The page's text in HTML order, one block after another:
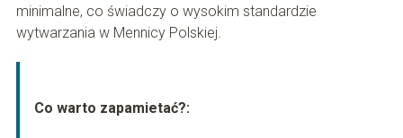
minimalne, co świadczy o wysokim standardzie
wytwarzania w Mennicy Polskiej.
Co warto zapamietać?: